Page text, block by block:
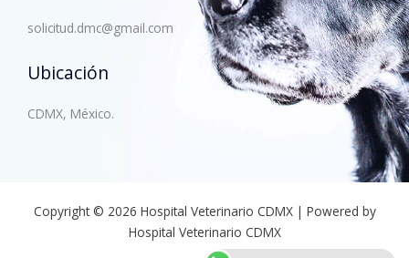
solicitud.dmc@gmail.com
Ubicación
CDMX, México.
Copyright © 2026 Hospital Veterinario CDMX | Powered by
Hospital Veterinario CDMX